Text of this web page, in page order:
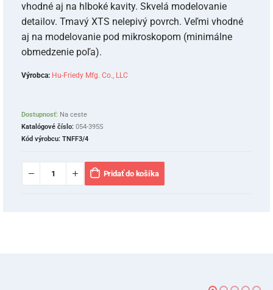
vhodné aj na hlboké kavity. Skvelá modelovanie
detailov. Tmavý XTS nelepivý povrch. Veľmi vhodné
aj na modelovanie pod mikroskopom (minimálne
obmedzenie poľa).
Výrobca: Hu-Friedy Mfg. Co., LLC
Dostupnosť: Na ceste
Katalógové číslo: 054-395S
Kód výrobcu: TNFF3/4
Pridať do košíka